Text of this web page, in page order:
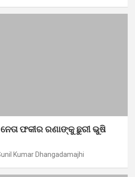
ଫକୀର ରଣାଙ୍କୁ ଛୁରୀ ଭୁଷି
Kumar Dhangadamajhi